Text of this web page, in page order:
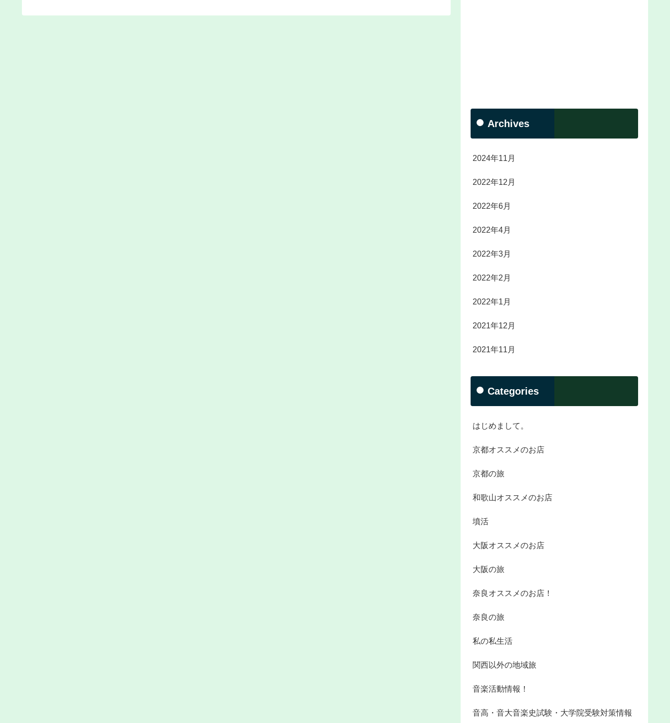
Archives
2024年11月
2022年12月
2022年6月
2022年4月
2022年3月
2022年2月
2022年1月
2021年12月
2021年11月
Categories
はじめまして。
京都オススメのお店
京都の旅
和歌山オススメのお店
墳活
大阪オススメのお店
大阪の旅
奈良オススメのお店！
奈良の旅
私の私生活
関西以外の地域旅
音楽活動情報！
音高・音大音楽史試験・大学院受験対策情報